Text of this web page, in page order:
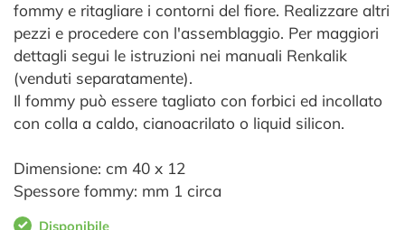
fommy e ritagliare i contorni del fiore. Realizzare altri
pezzi e procedere con l'assemblaggio. Per maggiori
dettagli segui le istruzioni nei manuali Renkalik
(venduti separatamente).
Il fommy può essere tagliato con forbici ed incollato
con colla a caldo, cianoacrilato o liquid silicon.
Dimensione: cm 40 x 12
Spessore fommy: mm 1 circa
Disponibile